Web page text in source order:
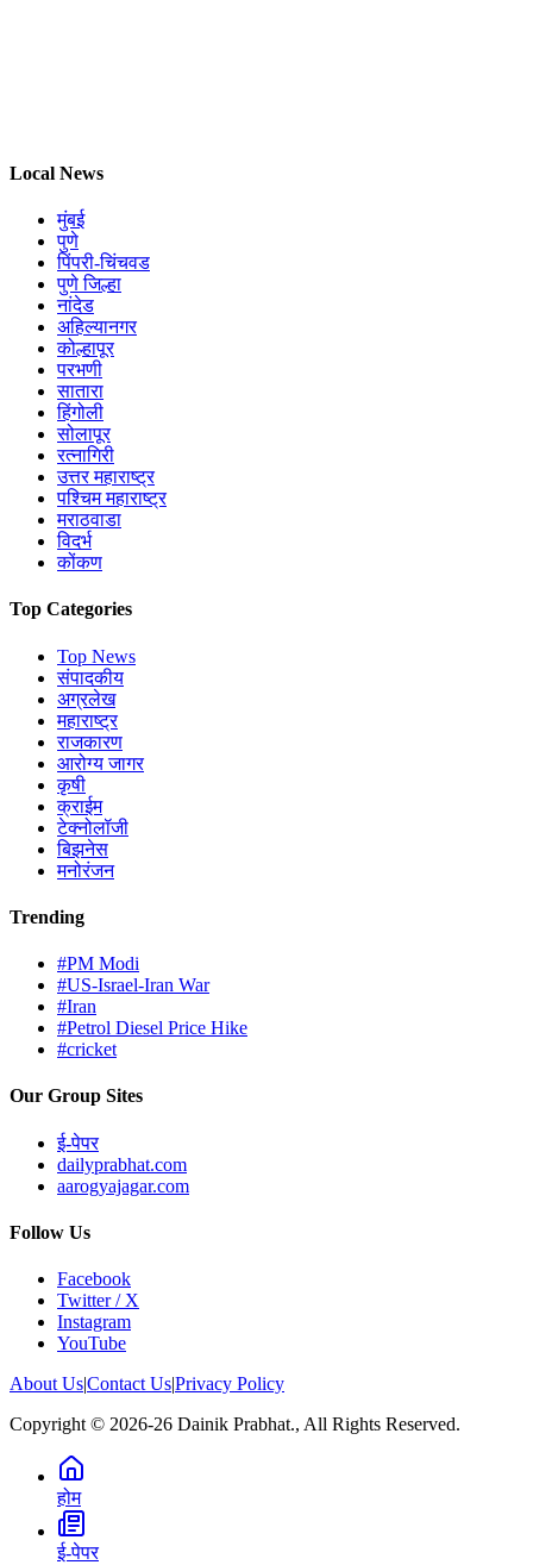
Local News
मुंबई
पुणे
पिंपरी-चिंचवड
पुणे जिल्हा
नांदेड
अहिल्यानगर
कोल्हापूर
परभणी
सातारा
हिंगोली
सोलापूर
रत्नागिरी
उत्तर महाराष्ट्र
पश्चिम महाराष्ट्र
मराठवाडा
विदर्भ
कोंकण
Top Categories
Top News
संपादकीय
अग्रलेख
महाराष्ट्र
राजकारण
आरोग्य जागर
कृषी
क्राईम
टेक्नोलॉजी
बिझनेस
मनोरंजन
Trending
#PM Modi
#US-Israel-Iran War
#Iran
#Petrol Diesel Price Hike
#cricket
Our Group Sites
ई-पेपर
dailyprabhat.com
aarogyajagar.com
Follow Us
Facebook
Twitter / X
Instagram
YouTube
About Us|Contact Us|Privacy Policy
Copyright © 2026-26 Dainik Prabhat., All Rights Reserved.
होम
ई-पेपर